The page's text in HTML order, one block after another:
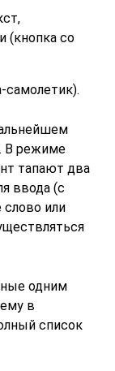
(кнопка со
В режиме
тапают два
ввода (с
слово или
одним
в
список